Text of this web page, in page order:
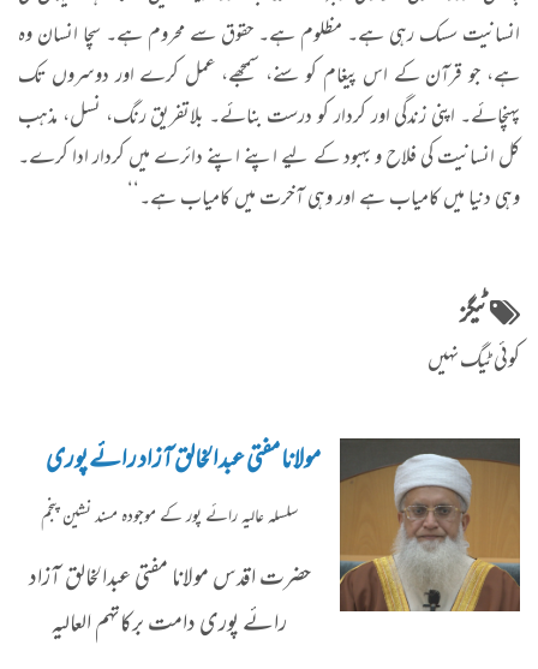
انسانیت سسک رہی ہے۔ مظلوم ہے۔ حقوق سے محروم ہے۔ سچا انسان وہ
ہے، جو قرآن کے اس پیغام کو سنے، سمجھے، عمل کرے اور دوسروں تک
پہنچائے۔ اپنی زندگی اور کردار کو درست بنائے۔ بلاتفریق رنگ، نسل، مذہب
کل انسانیت کی فلاح و بہبود کے لیے اپنے اپنے دائرے میں کردار ادا کرے۔
وہی دنیا میں کامیاب ہے اور وہی آخرت میں کامیاب ہے۔‘‘
ٹیگز
کوئی ٹیگ نہیں
مولانا مفتی عبدالخالق آزاد رائے پوری
سلسلہ عاليہ رائے پور کے موجودہ مسند نشین پنجم
حضرت اقدس مولانا مفتی عبدالخالق آزاد
رائے پوری دامت برکاتہم العالیہ